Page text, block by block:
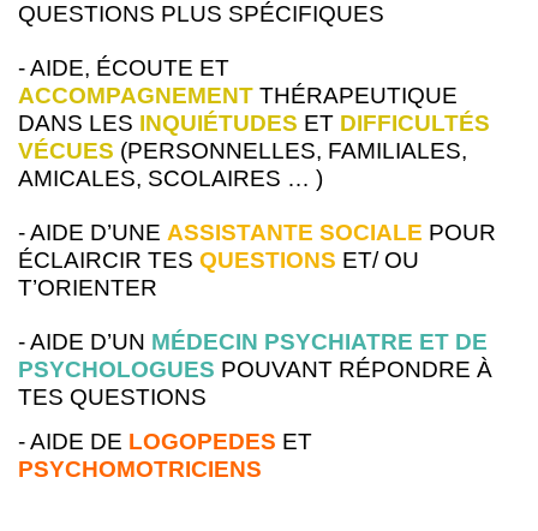
QUESTIONS PLUS SPÉCIFIQUES
- AIDE, ÉCOUTE ET
ACCOMPAGNEMENT THÉRAPEUTIQUE
DANS LES INQUIÉTUDES ET DIFFICULTÉS
VÉCUES (PERSONNELLES, FAMILIALES,
AMICALES, SCOLAIRES … )
- AIDE D’UNE ASSISTANTE SOCIALE POUR
ÉCLAIRCIR TES QUESTIONS ET/ OU
T’ORIENTER
- AIDE D’UN MÉDECIN PSYCHIATRE ET DE
PSYCHOLOGUES POUVANT RÉPONDRE À
TES QUESTIONS
- AIDE DE LOGOPEDES ET
PSYCHOMOTRICIENS